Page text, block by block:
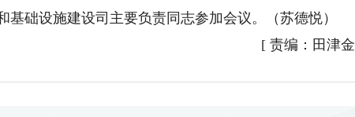
础设施建设司主要负责同志参加会议。（苏德悦）
[ 责编：田津金